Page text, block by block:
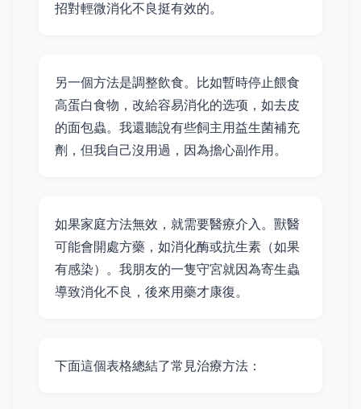
招對輕微消化不良挺有效的。
另一個方法是調整飲食。比如暫時停止餵食
高蛋白食物，改給容易消化的选项，如去皮
的面包蟲。我還聽說有些飼主用益生菌補充
劑，但我自己沒用過，因為擔心副作用。
如果家庭方法無效，就需要醫療介入。獸醫
可能會開處方藥，如消化酶或抗生素（如果
有感染）。我朋友的一隻守宮就因為寄生蟲
導致消化不良，後來用藥才康復。
下面這個表格總結了常見治療方法：